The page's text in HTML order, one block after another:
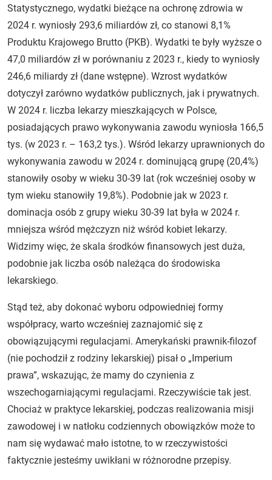
Statystycznego, wydatki bieżące na ochronę zdrowia w
2024 r. wyniosły 293,6 miliardów zł, co stanowi 8,1%
Produktu Krajowego Brutto (PKB). Wydatki te były wyższe o
47,0 miliardów zł w porównaniu z 2023 r., kiedy to wyniosły
246,6 miliardy zł (dane wstępne). Wzrost wydatków
dotyczył zarówno wydatków publicznych, jak i prywatnych.
W 2024 r. liczba lekarzy mieszkających w Polsce,
posiadających prawo wykonywania zawodu wyniosła 166,5
tys. (w 2023 r. – 163,2 tys.). Wśród lekarzy uprawnionych do
wykonywania zawodu w 2024 r. dominującą grupę (20,4%)
stanowiły osoby w wieku 30-39 lat (rok wcześniej osoby w
tym wieku stanowiły 19,8%). Podobnie jak w 2023 r.
dominacja osób z grupy wieku 30-39 lat była w 2024 r.
mniejsza wśród mężczyzn niż wśród kobiet lekarzy.
Widzimy więc, że skala środków finansowych jest duża,
podobnie jak liczba osób należąca do środowiska
lekarskiego.
Stąd też, aby dokonać wyboru odpowiedniej formy
współpracy, warto wcześniej zaznajomić się z
obowiązującymi regulacjami. Amerykański prawnik-filozof
(nie pochodził z rodziny lekarskiej) pisał o „Imperium
prawa”, wskazując, że mamy do czynienia z
wszechogarniającymi regulacjami. Rzeczywiście tak jest.
Chociaż w praktyce lekarskiej, podczas realizowania misji
zawodowej i w natłoku codziennych obowiązków może to
nam się wydawać mało istotne, to w rzeczywistości
faktycznie jesteśmy uwikłani w różnorodne przepisy.